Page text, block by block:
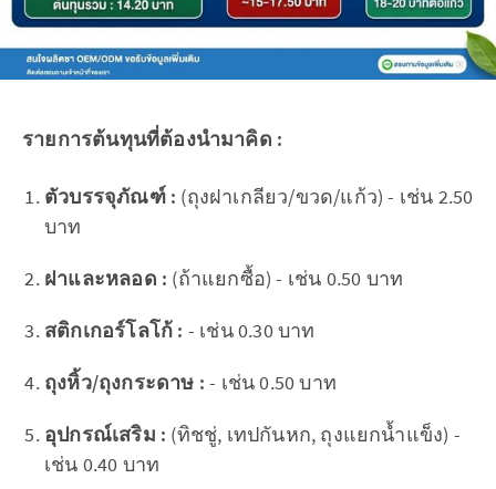
รายการต้นทุนที่ต้องนำมาคิด :
ตัวบรรจุภัณฑ์ : (ถุงฝาเกลียว/ขวด/แก้ว) - เช่น 2.50
บาท
ฝาและหลอด : (ถ้าแยกซื้อ) - เช่น 0.50 บาท
สติกเกอร์โลโก้ : - เช่น 0.30 บาท
ถุงหิ้ว/ถุงกระดาษ : - เช่น 0.50 บาท
อุปกรณ์เสริม : (ทิชชู่, เทปกันหก, ถุงแยกน้ำแข็ง) -
เช่น 0.40 บาท